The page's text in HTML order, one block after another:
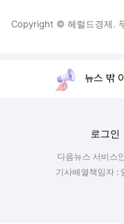
Copyright © 헤럴드경제.
뉴스 밖
로그인
다음뉴스 서비스
기사배열책임자 :